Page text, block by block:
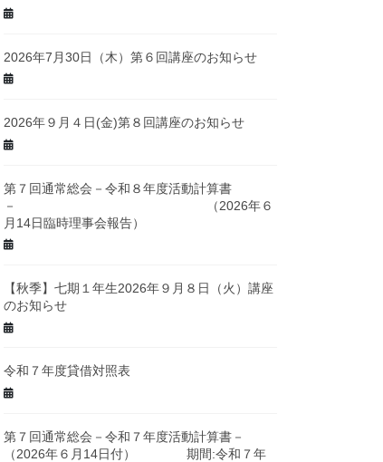
2026年7月30日（木）第６回講座のお知らせ
2026年９月４日(金)第８回講座のお知らせ
第７回通常総会－令和８年度活動計算書
－ （2026年６
月14日臨時理事会報告）
【秋季】七期１年生2026年９月８日（火）講座
のお知らせ
令和７年度貸借対照表
第７回通常総会－令和７年度活動計算書－
（2026年６月14日付） 期間:令和７年